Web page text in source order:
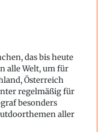
das bis heute
alle Welt, um für
Österreich
regelmäßig für
besonders
aller